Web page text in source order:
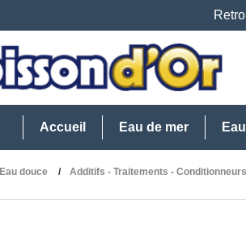
Accueil Eau de mer
Eau douce Additifs - Traitements -